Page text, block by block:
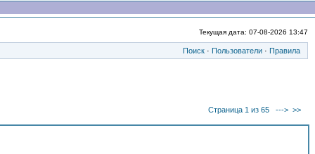
Текущая дата: 07-08-2026 13:47
Поиск · Пользователи · Правила
Страница 1 из 65 ---> >>